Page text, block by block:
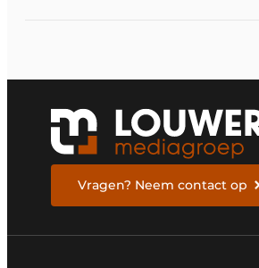
Vragen? Neem contact op